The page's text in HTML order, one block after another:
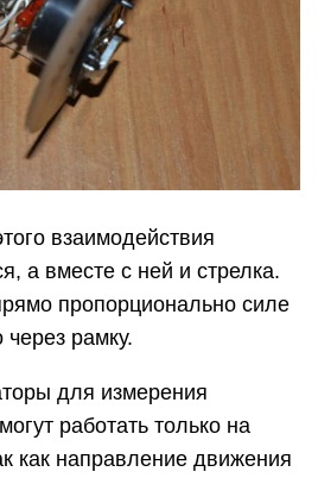
взаимодействия
а вместе с ней и стрелка.
пропорционально силе
рамку.
для измерения
работать только на
как направление движения